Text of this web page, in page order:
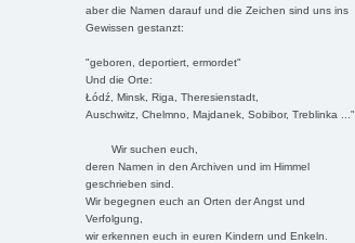
aber die Namen darauf und die Zeichen sind uns ins
Gewissen gestanzt:
"geboren, deportiert, ermordet"
Und die Orte:
Łódź, Minsk, Riga, Theresienstadt,
Auschwitz, Chelmno, Majdanek, Sobibor, Treblinka ..."
Wir suchen euch,
deren Namen in den Archiven und im Himmel
geschrieben sind.
Wir begegnen euch an Orten der Angst und
Verfolgung,
wir erkennen euch in euren Kindern und Enkeln.